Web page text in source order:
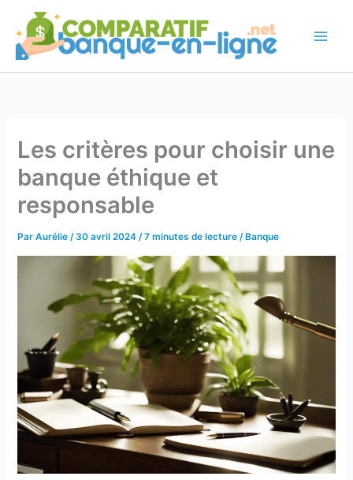
contenu
Les critères pour choisir une
banque éthique et
responsable
ParAurélie/ 30 avril 2024/7 minutes de lecture / Banque